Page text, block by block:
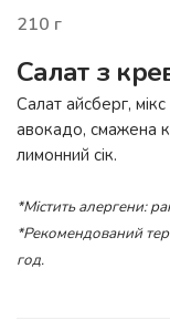
210 г
Салат з
Салат айсберг,
авокадо, смажена
лимонний сік.
*Містить алергени:
*Рекомендований
год.